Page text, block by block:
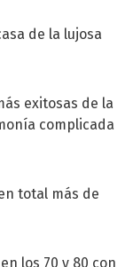
de la lujosa
exitosas de la
complicada
total más de
los 70 y 80 con